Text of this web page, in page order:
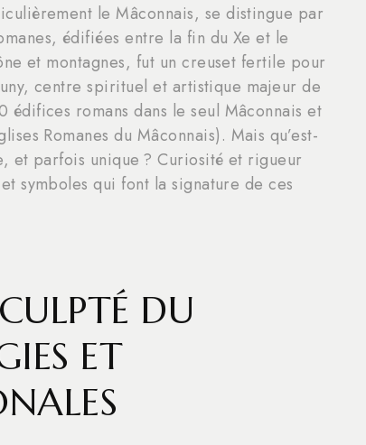
le Mâconnais, se distingue par
édifiées entre la fin du Xe et le
et montagnes, fut un creuset fertile pour
centre spirituel et artistique majeur de
édifices romans dans le seul Mâconnais et
Romanes du Mâconnais). Mais qu’est-
et parfois unique ? Curiosité et rigueur
symboles qui font la signature de ces
DU
ET